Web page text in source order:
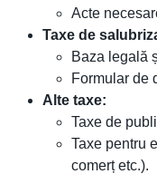
Acte
Taxe de
Baza legală
Formular de
Alte taxe:
Taxe de
Taxe pentru
comerț etc.).